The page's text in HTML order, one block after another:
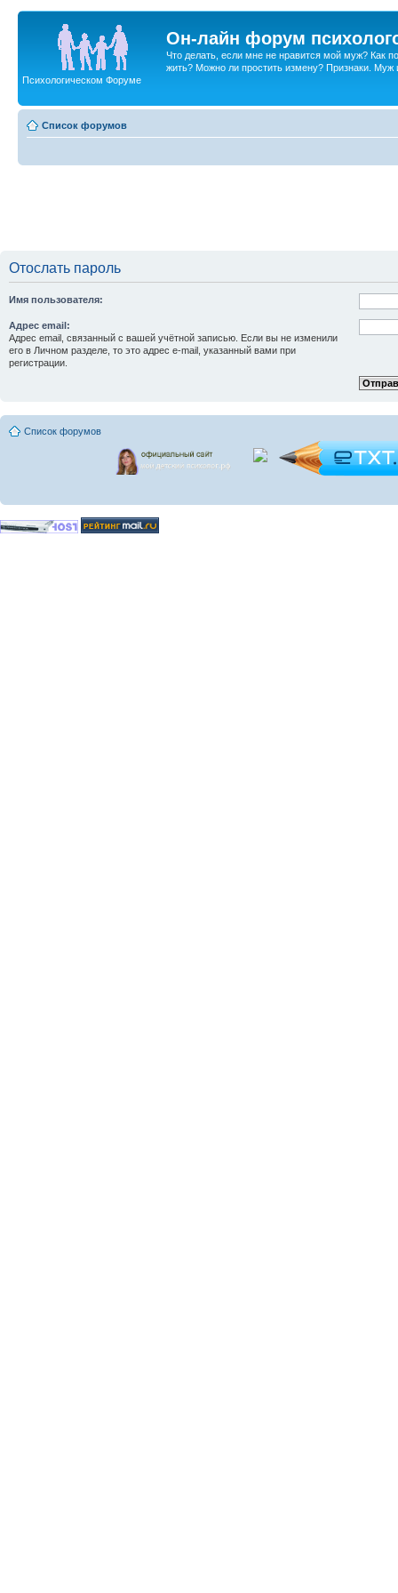
Он-лайн форум
Что делать, если мне не нравится мой муж? Как
жить? Можно ли простить измену? Признаки. Муж
Психологическом Форуме
Список форумов
Отослать пароль
Имя пользователя:
Адрес email:
Адрес email, связанный с вашей учётной записью. Если вы не изменили
его в Личном разделе, то это адрес e-mail, указанный вами при
регистрации.
Список форумов